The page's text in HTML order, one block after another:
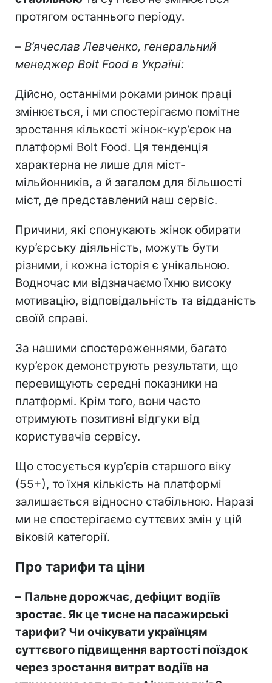
протягом останнього періоду.
– В’ячеслав Левченко, генеральний
менеджер Bolt Food в Україні:
Дійсно, останніми роками ринок праці
змінюється, і ми спостерігаємо помітне
зростання кількості жінок-кур’єрок на
платформі Bolt Food. Ця тенденція
характерна не лише для міст-
мільйонників, а й загалом для більшості
міст, де представлений наш сервіс.
Причини, які спонукають жінок обирати
кур’єрську діяльність, можуть бути
різними, і кожна історія є унікальною.
Водночас ми відзначаємо їхню високу
мотивацію, відповідальність та відданість
своїй справі.
За нашими спостереженнями, багато
кур’єрок демонструють результати, що
перевищують середні показники на
платформі. Крім того, вони часто
отримують позитивні відгуки від
користувачів сервісу.
Що стосується кур’єрів старшого віку
(55+), то їхня кількість на платформі
залишається відносно стабільною. Наразі
ми не спостерігаємо суттєвих змін у цій
віковій категорії.
Про тарифи та ціни
– Пальне дорожчає, дефіцит водіїв
зростає. Як це тисне на пасажирські
тарифи? Чи очікувати українцям
суттєвого підвищення вартості поїздок
через зростання витрат водіїв на